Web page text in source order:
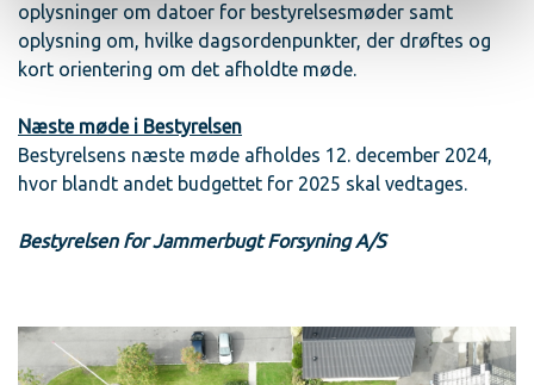
oplysninger om datoer for bestyrelsesmøder samt
oplysning om, hvilke dagsordenpunkter, der drøftes og
kort orientering om det afholdte møde.
Næste møde i Bestyrelsen
Bestyrelsens næste møde afholdes 12. december 2024,
hvor blandt andet budgettet for 2025 skal vedtages.
Bestyrelsen for Jammerbugt Forsyning A/S